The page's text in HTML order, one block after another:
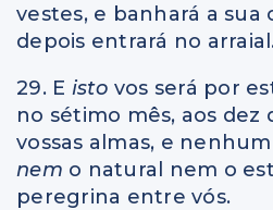
vestes, e banhará a sua
depois entrará no
29. E isto vos será por
no sétimo mês, aos dez
vossas almas, e
nem o natural nem o
peregrina entre vós.